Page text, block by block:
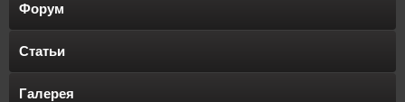
Форум
Статьи
Галерея